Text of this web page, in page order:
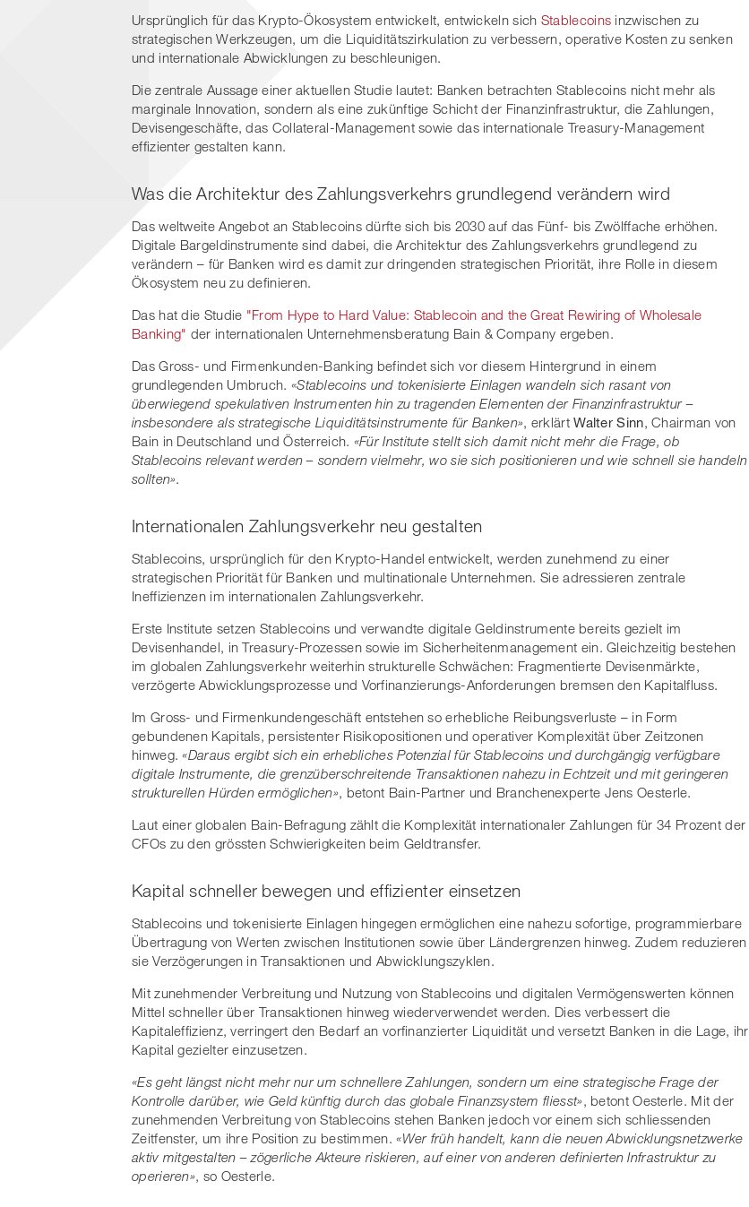
Ursprünglich für das Krypto-Ökosystem entwickelt, entwickeln sich Stablecoins inzwischen zu
strategischen Werkzeugen, um die Liquiditätszirkulation zu verbessern, operative Kosten zu senken
und internationale Abwicklungen zu beschleunigen.
Die zentrale Aussage einer aktuellen Studie lautet: Banken betrachten Stablecoins nicht mehr als
marginale Innovation, sondern als eine zukünftige Schicht der Finanzinfrastruktur, die Zahlungen,
Devisengeschäfte, das Collateral-Management sowie das internationale Treasury-Management
effizienter gestalten kann.
Was die Architektur des Zahlungsverkehrs grundlegend verändern wird
Das weltweite Angebot an Stablecoins dürfte sich bis 2030 auf das Fünf- bis Zwölffache erhöhen.
Digitale Bargeldinstrumente sind dabei, die Architektur des Zahlungsverkehrs grundlegend zu
verändern – für Banken wird es damit zur dringenden strategischen Priorität, ihre Rolle in diesem
Ökosystem neu zu definieren.
Das hat die Studie "From Hype to Hard Value: Stablecoin and the Great Rewiring of Wholesale
Banking" der internationalen Unternehmensberatung Bain & Company ergeben.
Das Gross- und Firmenkunden-Banking befindet sich vor diesem Hintergrund in einem
grundlegenden Umbruch. «Stablecoins und tokenisierte Einlagen wandeln sich rasant von
überwiegend spekulativen Instrumenten hin zu tragenden Elementen der Finanzinfrastruktur –
insbesondere als strategische Liquiditätsinstrumente für Banken», erklärtWalter Sinn, Chairman von
Bain in Deutschland und Österreich. «Für Institute stellt sich damit nicht mehr die Frage, ob
Stablecoins relevant werden – sondern vielmehr, wo sie sich positionieren und wie schnell sie handeln
sollten».
Internationalen Zahlungsverkehr neu gestalten
Stablecoins, ursprünglich für den Krypto-Handel entwickelt, werden zunehmend zu einer
strategischen Priorität für Banken und multinationale Unternehmen. Sie adressieren zentrale
Ineffizienzen im internationalen Zahlungsverkehr.
Erste Institute setzen Stablecoins und verwandte digitale Geldinstrumente bereits gezielt im
Devisenhandel, in Treasury-Prozessen sowie im Sicherheitenmanagement ein. Gleichzeitig bestehen
im globalen Zahlungsverkehr weiterhin strukturelle Schwächen: Fragmentierte Devisenmärkte,
verzögerte Abwicklungsprozesse und Vorfinanzierungs-Anforderungen bremsen den Kapitalfluss.
Im Gross- und Firmenkundengeschäft entstehen so erhebliche Reibungsverluste – in Form
gebundenen Kapitals, persistenter Risikopositionen und operativer Komplexität über Zeitzonen
hinweg.«Daraus ergibt sich ein erhebliches Potenzial für Stablecoins und durchgängig verfügbare
digitale Instrumente, die grenzüberschreitende Transaktionen nahezu in Echtzeit und mit geringeren
strukturellen Hürden ermöglichen», betont Bain-Partner und Branchenexperte Jens Oesterle.
Laut einer globalen Bain-Befragung zählt die Komplexität internationaler Zahlungen für 34 Prozent der
CFOs zu den grössten Schwierigkeiten beim Geldtransfer.
Kapital schneller bewegen und effizienter einsetzen
Stablecoins und tokenisierte Einlagen hingegen ermöglichen eine nahezu sofortige, programmierbare
Übertragung von Werten zwischen Institutionen sowie über Ländergrenzen hinweg. Zudem reduzieren
sie Verzögerungen in Transaktionen und Abwicklungszyklen.
Mit zunehmender Verbreitung und Nutzung von Stablecoins und digitalen Vermögenswerten können
Mittel schneller über Transaktionen hinweg wiederverwendet werden. Dies verbessert die
Kapitaleffizienz, verringert den Bedarf an vorfinanzierter Liquidität und versetzt Banken in die Lage, ihr
Kapital gezielter einzusetzen.
«Es geht längst nicht mehr nur um schnellere Zahlungen, sondern um eine strategische Frage der
Kontrolle darüber, wie Geld künftig durch das globale Finanzsystem fliesst», betont Oesterle. Mit der
zunehmenden Verbreitung von Stablecoins stehen Banken jedoch vor einem sich schliessenden
Zeitfenster, um ihre Position zu bestimmen.«Wer früh handelt, kann die neuen Abwicklungsnetzwerke
aktiv mitgestalten – zögerliche Akteure riskieren, auf einer von anderen definierten Infrastruktur zu
operieren», so Oesterle.